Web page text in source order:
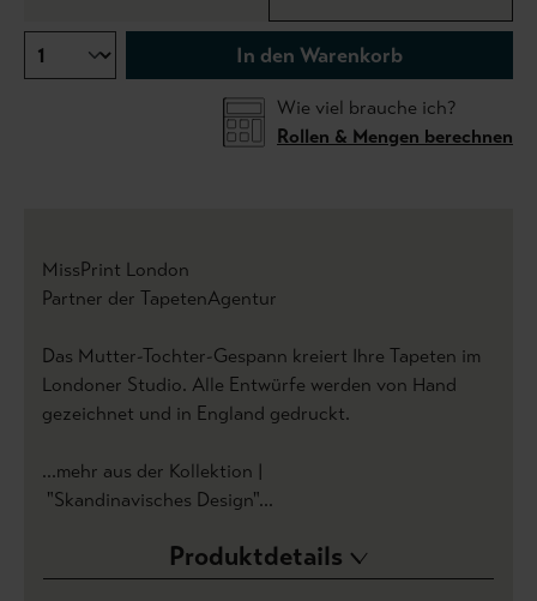
In den Warenkorb
Wie viel brauche ich?
Rollen & Mengen berechnen
MissPrint London
Partner der TapetenAgentur
Das Mutter-Tochter-Gespann kreiert Ihre Tapeten im
Londoner Studio. Alle Entwürfe werden von Hand
gezeichnet und in England gedruckt.
...mehr aus der Kollektion |
"Skandinavisches Design"...
Produktdetails